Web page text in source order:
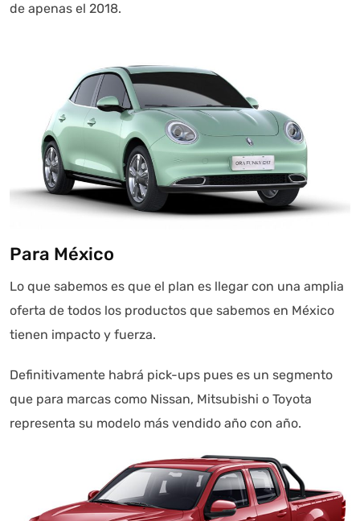
de apenas el 2018.
Para México
Lo que sabemos es que el plan es llegar con una amplia
oferta de todos los productos que sabemos en México
tienen impacto y fuerza.
Definitivamente habrá pick-ups pues es un segmento
que para marcas como Nissan, Mitsubishi o Toyota
representa su modelo más vendido año con año.